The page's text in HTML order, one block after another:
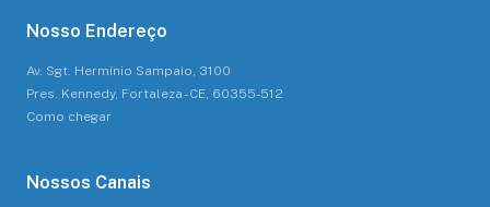
Nosso Endereço
Av. Sgt. Hermínio Sampaio, 3100
Pres. Kennedy, Fortaleza - CE, 60355-512
Como chegar
Nossos Canais